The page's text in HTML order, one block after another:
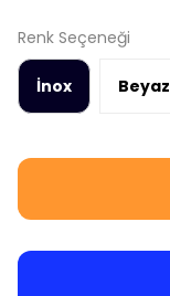
Renk Seçeneği
İnox Beyaz